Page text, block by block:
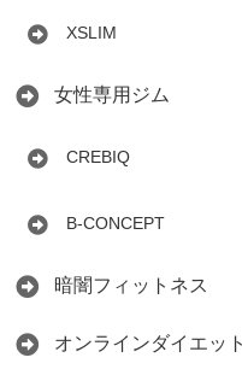
XSLIM
女性専用ジム
CREBIQ
B-CONCEPT
暗闇フィットネス
オンラインダイエット